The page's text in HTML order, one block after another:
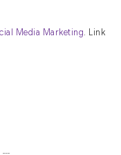
Media Marketing. Link